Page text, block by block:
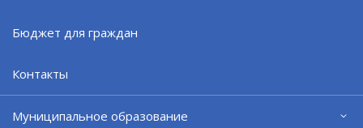
Бюджет для граждан
Контакты
Муниципальное образование